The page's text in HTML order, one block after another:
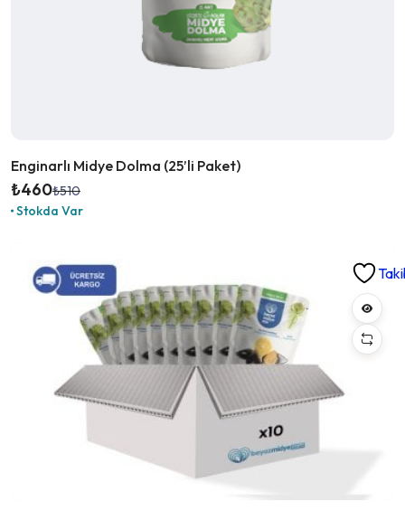
Enginarlı Midye Dolma (25’li Paket)
₺510
Orijinal
fiyat:
₺460
Şu
andaki
Stokda Var